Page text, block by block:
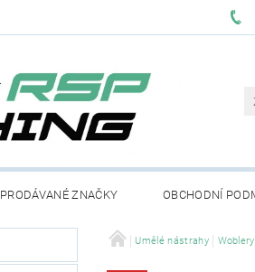
PRODÁVANÉ ZNAČKY OBCHODNÍ
Umělé nástrahy